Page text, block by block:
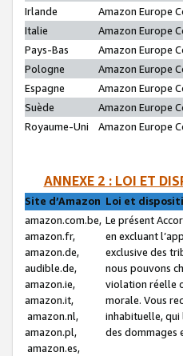
Irlande
Amazon Europe
Italie
Amazon Europe
Pays-Bas
Amazon Europe
Pologne
Amazon Europe
Espagne
Amazon Europe
Suède
Amazon Europe
Royaume-Uni
Amazon Europe
ANNEXE 2 : LOI ET
Site d’Amazon Loi et
amazon.com.be,
amazon.fr,
amazon.de,
audible.de,
amazon.ie,
amazon.it,
amazon.nl,
amazon.pl,
amazon.es,
Le présent
en excluant
exclusive des
nous pouvons
violation réelle
morale. Vous
inhabituelle, qui
des dommages